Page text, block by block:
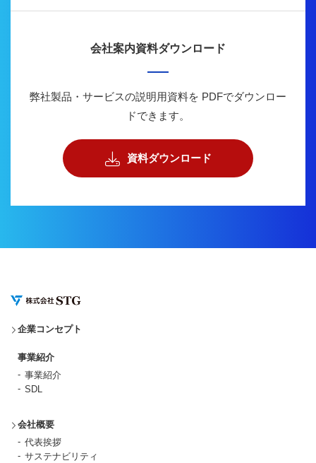
会社案内資料ダウンロード
弊社製品・サービスの説明用資料を PDFでダウンロー
ドできます。
資料ダウンロード
企業コンセプト
事業紹介
事業紹介
SDL
会社概要
代表挨拶
サステナビリティ